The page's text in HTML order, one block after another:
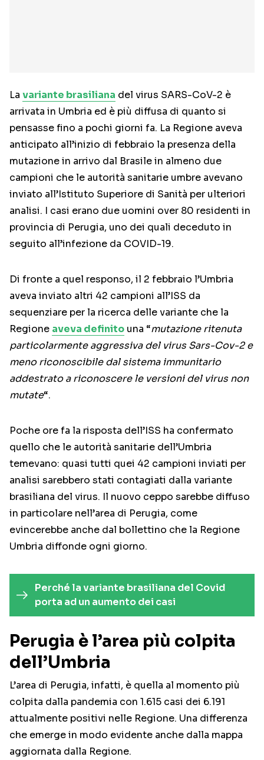
La variante brasiliana del virus SARS-CoV-2 è
arrivata in Umbria ed è più diffusa di quanto si
pensasse fino a pochi giorni fa. La Regione aveva
anticipato all’inizio di febbraio la presenza della
mutazione in arrivo dal Brasile in almeno due
campioni che le autorità sanitarie umbre avevano
inviato all’Istituto Superiore di Sanità per ulteriori
analisi. I casi erano due uomini over 80 residenti in
provincia di Perugia, uno dei quali deceduto in
seguito all’infezione da COVID-19.
Di fronte a quel responso, il 2 febbraio l’Umbria
aveva inviato altri 42 campioni all’ISS da
sequenziare per la ricerca delle variante che la
Regione aveva definito una “mutazione ritenuta
particolarmente aggressiva del virus Sars-Cov-2 e
meno riconoscibile dal sistema immunitario
addestrato a riconoscere le versioni del virus non
mutate“.
Poche ore fa la risposta dell’ISS ha confermato
quello che le autorità sanitarie dell’Umbria
temevano: quasi tutti quei 42 campioni inviati per
analisi sarebbero stati contagiati dalla variante
brasiliana del virus. Il nuovo ceppo sarebbe diffuso
in particolare nell’area di Perugia, come
evincerebbe anche dal bollettino che la Regione
Umbria diffonde ogni giorno.
Perché la variante brasiliana del Covid
porta ad un aumento dei casi
Perugia è l’area più colpita
dell’Umbria
L’area di Perugia, infatti, è quella al momento più
colpita dalla pandemia con 1.615 casi dei 6.191
attualmente positivi nelle Regione. Una differenza
che emerge in modo evidente anche dalla mappa
aggiornata dalla Regione.